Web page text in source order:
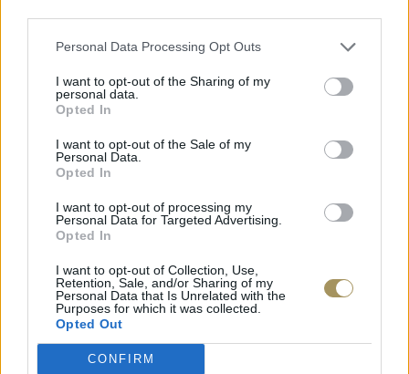
Personal Data Processing Opt Outs
I want to opt-out of the Sharing of my
personal data.
Opted In
I want to opt-out of the Sale of my
Personal Data.
Opted In
I want to opt-out of processing my
Personal Data for Targeted Advertising.
Opted In
I want to opt-out of Collection, Use,
Retention, Sale, and/or Sharing of my
Personal Data that Is Unrelated with the
Purposes for which it was collected.
Opted Out
CONFIRM
ΔΙΑΜΆΝΤΙ 0.35CT
€1.737€